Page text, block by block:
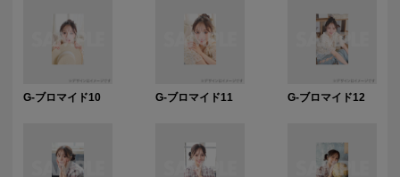
G-ブロマイド10 G-ブロマイド11 G-ブロマイド12